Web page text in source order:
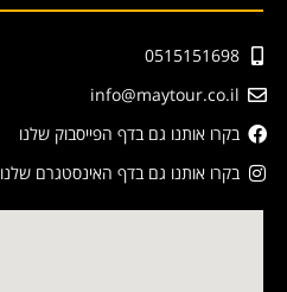
0515151698
info@maytour.co.il
בקרו אותנו גם בדף הפייסבוק שלנו
בקרו אותנו גם בדף האינסטגרם שלנו